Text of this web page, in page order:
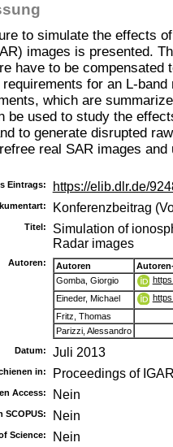
to simulate the effects
images is presented.
have to be
for an L-
which are
be used to study the
to generate disrupted
real SAR images
Eintrags: https://elib.dlr.de/
Konferenzbeitrag
Titel:
Simulation of
Radar images
Autoren: Autoren
Gomba, Giorgio
Eineder, Michael
Fritz, Thomas
Parizzi, Alessandro
Datum:
Juli 2013
in: Proceedings of
Access: Nein
SCOPUS: Nein
Science: Nein